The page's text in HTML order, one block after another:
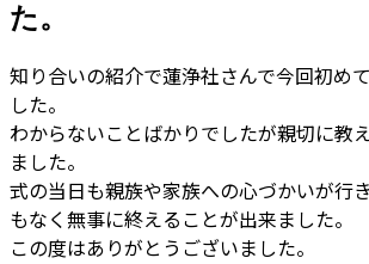
た。
知り合いの紹介で蓮浄社さんで今回初め
した。
わからないことばかりでしたが親切に教
ました。
式の当日も親族や家族への心づかいが行
もなく無事に終えることが出来ました。
この度はありがとうございました。